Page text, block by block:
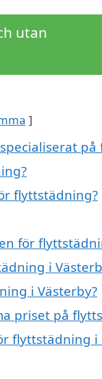
utan
flyttstädning?
för
i
i Västerby?
priset på
flyttstädning